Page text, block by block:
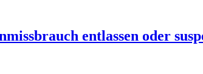
entlassen oder